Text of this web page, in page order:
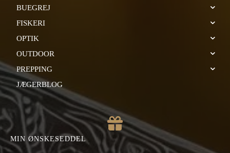
BUEGREJ
FISKERI
OPTIK
OUTDOOR
PREPPING
JÆGERBLOG
MIN ØNSKESEDDEL